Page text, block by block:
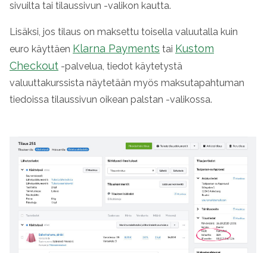
sivuilta tai tilaussivun -valikon kautta.
Lisäksi, jos tilaus on maksettu toisella valuutalla kuin
euro käyttäen Klarna Payments tai Kustom
Checkout -palvelua, tiedot käytetystä
valuuttakurssista näytetään myös maksutapahtuman
tiedoissa tilaussivun oikean palstan -valikossa.